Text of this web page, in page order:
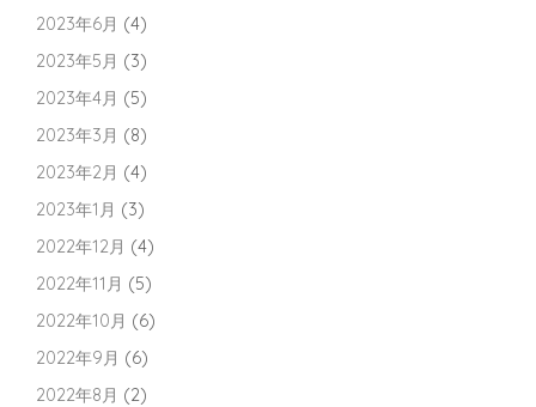
2023年6月 (4)
2023年5月 (3)
2023年4月 (5)
2023年3月 (8)
2023年2月 (4)
2023年1月 (3)
2022年12月 (4)
2022年11月 (5)
2022年10月 (6)
2022年9月 (6)
2022年8月 (2)